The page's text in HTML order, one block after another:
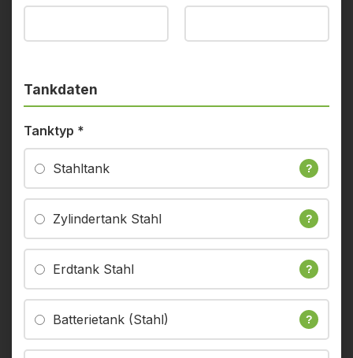
Tankdaten
Tanktyp *
Stahltank ?
Zylindertank Stahl ?
Erdtank Stahl ?
Batterietank (Stahl) ?